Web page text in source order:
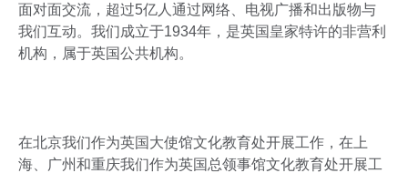
面对面交流，超过5亿人通过网络、电视广播和出版物与
我们互动。我们成立于1934年，是英国皇家特许的非营利
机构，属于英国公共机构。
在北京我们作为英国大使馆文化教育处开展工作，在上
海、广州和重庆我们作为英国总领事馆文化教育处开展工